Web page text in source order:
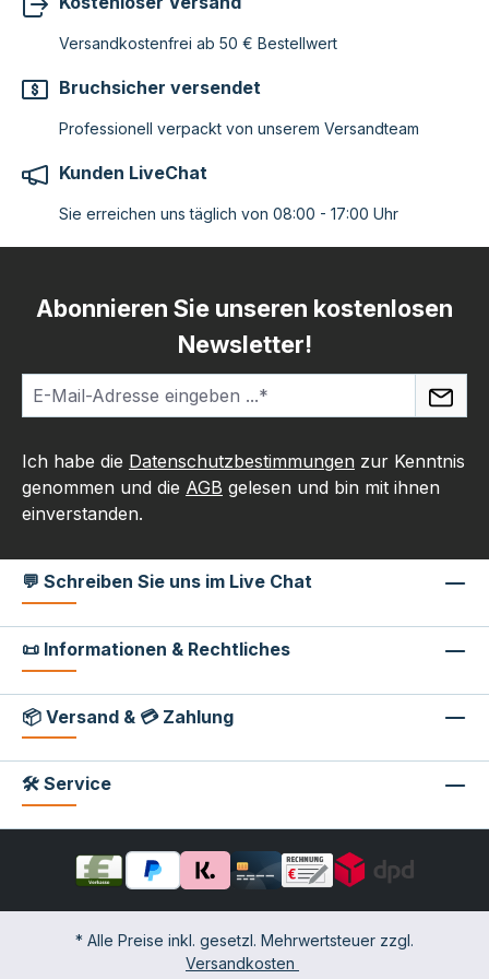
Versandkostenfrei ab 50 € Bestellwert
Bruchsicher versendet
Professionell verpackt von unserem Versandteam
Kunden LiveChat
Sie erreichen uns täglich von 08:00 - 17:00 Uhr
Abonnieren Sie unseren kostenlosen
Newsletter!
Ich habe die Datenschutzbestimmungen zur Kenntnis
genommen und die AGB gelesen und bin mit ihnen
einverstanden.
💬 Schreiben Sie uns im Live Chat
📜 Informationen & Rechtliches
📦 Versand & 💳 Zahlung
🛠 Service
* Alle Preise inkl. gesetzl. Mehrwertsteuer zzgl.
Versandkosten